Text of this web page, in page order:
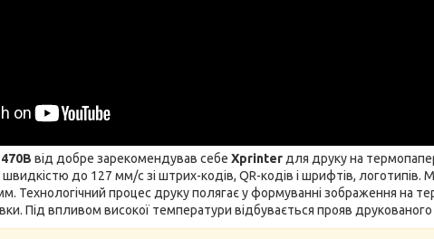
від добре зарекомендував себе Xprinter для друку на
до 127 мм/с зі штрих-кодів, QR-кодів і шрифтів, логотипів.
Технологічний процес друку полягає у формуванні зображення на
Під впливом високої температури відбувається прояв